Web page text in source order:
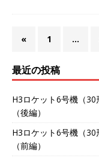
« 1 …
最近の投稿
H3ロケット6号機（
（後編）
H3ロケット6号機（
（前編）